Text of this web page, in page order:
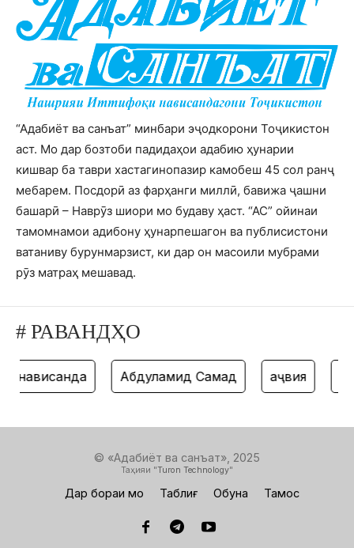
“Адабиёт ва санъат” минбари эҷодкорони Тоҷикистон
аст. Мо дар бозтоби падидаҳои адабию ҳунарии
кишвар ба таври хастагинопазир камобеш 45 сол ранҷ
мебарем. Посдорӣ аз фарҳанги миллӣ, бавижа ҷашни
башарӣ – Наврӯз шиори мо будаву ҳаст. “АС” ойинаи
тамомнамои адибону ҳунарпешагон ва публисистони
ватаниву бурунмарзист, ки дар он масоили мубрами
рӯз матраҳ мешавад.
# РАВАНДҲО
нависанда Абдулҳамид Самад ҳаҷвия
© «Адабиёт ва санъат», 2025
Таҳияи "Turon Technology"
Дар бораи мо Таблиғ Обуна Тамос